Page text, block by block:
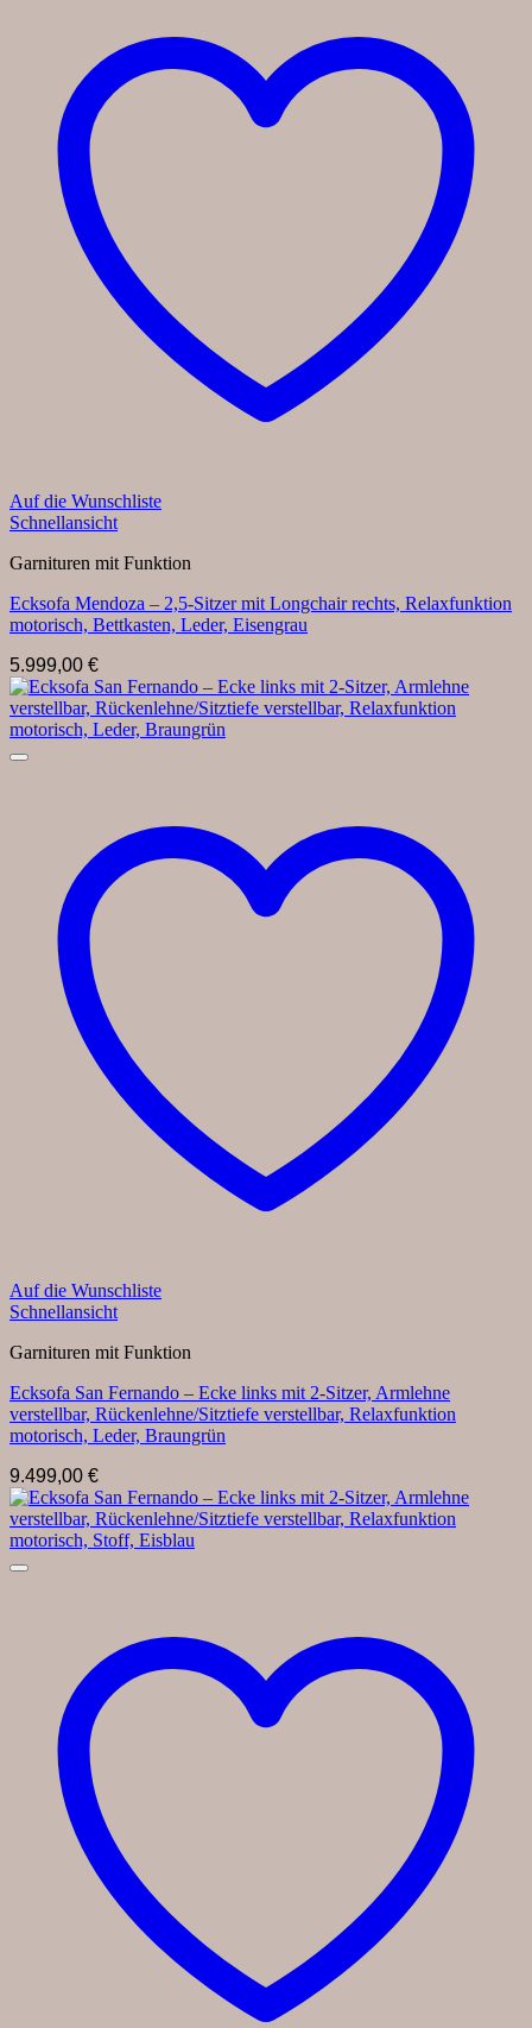
Auf die Wunschliste
Schnellansicht
Garnituren mit Funktion
Ecksofa Mendoza – 2,5-Sitzer mit Longchair rechts, Relaxfunktion
motorisch, Bettkasten, Leder, Eisengrau
5.999,00 €
Auf die Wunschliste
Schnellansicht
Garnituren mit Funktion
Ecksofa San Fernando – Ecke links mit 2-Sitzer, Armlehne
verstellbar, Rückenlehne/Sitztiefe verstellbar, Relaxfunktion
motorisch, Leder, Braungrün
9.499,00 €